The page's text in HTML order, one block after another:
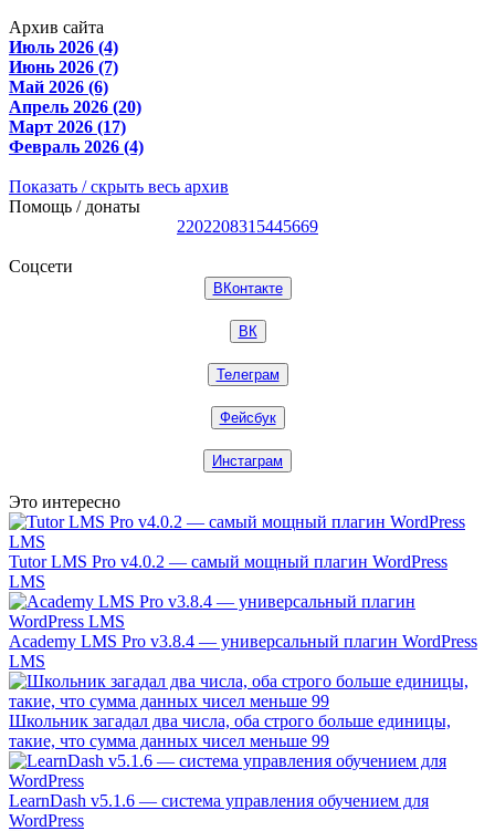
Архив сайта
Июль 2026 (4)
Июнь 2026 (7)
Май 2026 (6)
Апрель 2026 (20)
Март 2026 (17)
Февраль 2026 (4)
Показать / скрыть весь архив
Помощь / донаты
2202208315445669
Соцсети
ВКонтакте
ВК
Телеграм
Фейсбук
Инстаграм
Это интересно
Tutor LMS Pro v4.0.2 — самый мощный плагин WordPress
LMS
Academy LMS Pro v3.8.4 — универсальный плагин WordPress
LMS
Школьник загадал два числа, оба строго больше единицы,
такие, что сумма данных чисел меньше 99
LearnDash v5.1.6 — система управления обучением для
WordPress